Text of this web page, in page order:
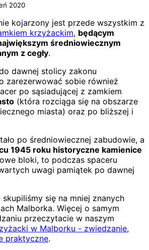
2020
kojarzony jest przede wszystkim z
krzyżackim, będącym
średniowiecznym
z cegły.
dawnej stolicy zakonu
zarezerwować sobie również
po sąsiadującej z zamkiem
(która rozciąga się na obszarze
miasta) oraz po bliższej i
po średniowiecznej zabudowie, a
1945 roku historyczne kamienice
bloki, to podczas spaceru
uwagi pamiątek po dawnej
się na mniej znanych
Malborka. Więcej o samym
przeczytacie w naszym
w Malborku - zwiedzanie,
praktyczne.